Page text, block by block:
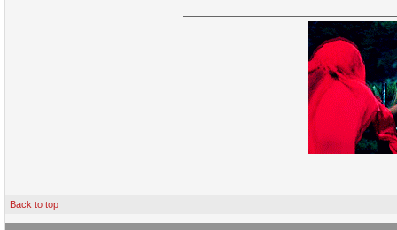
Back to top